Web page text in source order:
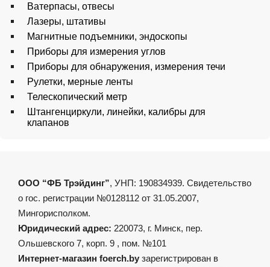
Ватерпасы, отвесы
Лазеры, штативы
Магнитные подъемники, эндоскопы
Приборы для измерения углов
Приборы для обнаружения, измерения течи
Рулетки, мерные ленты
Телескопический метр
Штангенциркули, линейки, калибры для
клапанов
ООО “ФБ Трэйдинг”, УНП: 190834939. Свидетельство
о гос. регистрации №0128112 от 31.05.2007,
Мингорисполком.
Юридический адрес: 220073, г. Минск, пер.
Ольшевского 7, корп. 9 , пом. №101
Интернет-магазин foerch.by зарегистрирован в